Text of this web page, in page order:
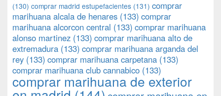
(130) comprar madrid estupefacientes (131) comprar
marihuana alcala de henares (133) comprar
marihuana alcorcon central (133) comprar marihuana
alonso martinez (133) comprar marihuana alto de
extremadura (133) comprar marihuana arganda del
rey (133) comprar marihuana carpetana (133)
comprar marihuana club cannabico (133)
comprar marihuana de exterior